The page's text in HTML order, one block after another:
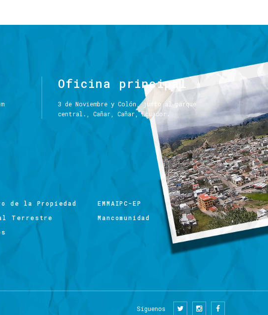
Oficina principal
3 de Noviembre y Colón, junto al parque
central., Cañar, Cañar, Ecuador.
de la Propiedad
EMMAIPC-EP
Terrestre
Mancomunidad
Síguenos